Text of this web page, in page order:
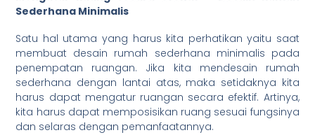
Sederhana Minimalis
Satu hal utama yang harus kita perhatikan yaitu saat
membuat desain rumah sederhana minimalis pada
penempatan ruangan. Jika kita mendesain rumah
sederhana dengan lantai atas, maka setidaknya kita
harus dapat mengatur ruangan secara efektif. Artinya,
kita harus dapat memposisikan ruang sesuai fungsinya
dan selaras dengan pemanfaatannya.